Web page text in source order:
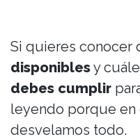
Si quieres conocer
disponiblesy
debes cumplir
leyendo porque
desvelamos todo.